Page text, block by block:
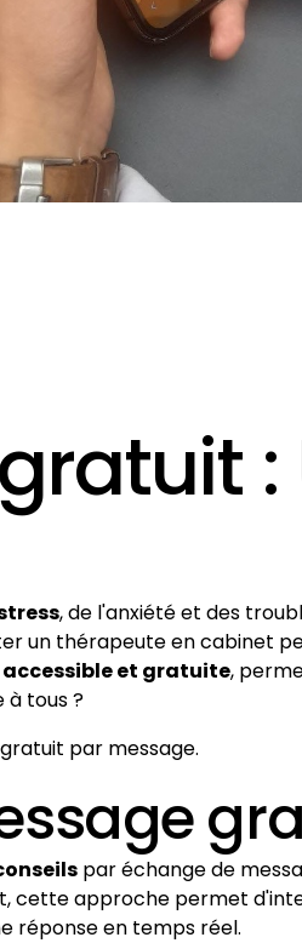
:
, de l'anxiété et des
un thérapeute en cabinet
accessible et gratuite,
tous ?
par message.
par échange de
cette approche permet
réponse en temps réel.